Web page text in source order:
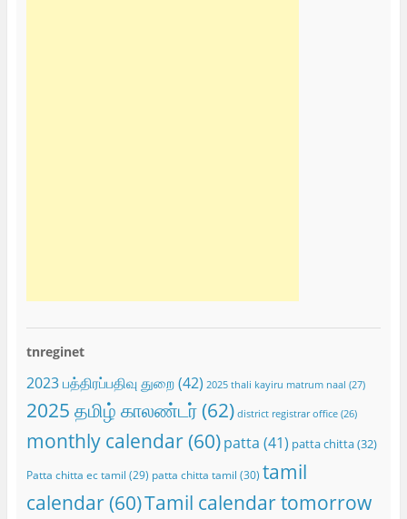
tnreginet
2023 பத்திரப்பதிவு துறை(42) 2025 thali kayiru matrum naal (27)
2025 தமிழ் காலண்டர்(62) district registrar office(26)
monthly calendar(60) patta (41) patta chitta(32)
Patta chitta ec tamil (29) patta chitta tamil (30) tamil
calendar(60)Tamil calendar tomorrow